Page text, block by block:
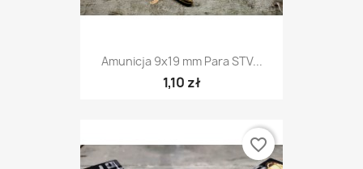
Amunicja 9x19 mm Para STV...
1,10 zł
favorite_border